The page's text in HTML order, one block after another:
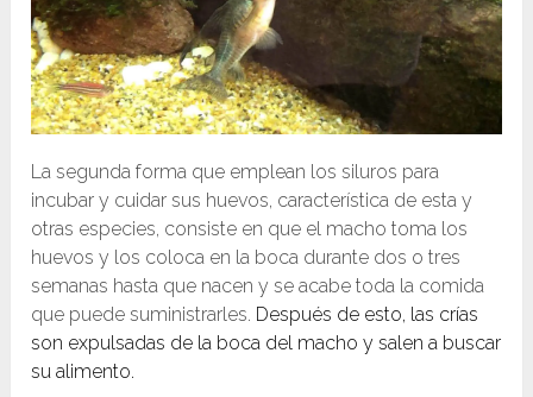
La segunda forma que emplean los siluros para
incubar y cuidar sus huevos, característica de esta y
otras especies, consiste en que el macho toma los
huevos y los coloca en la boca durante dos o tres
semanas hasta que nacen y se acabe toda la comida
que puede suministrarles. Después de esto, las crías
son expulsadas de la boca del macho y salen a buscar
su alimento.